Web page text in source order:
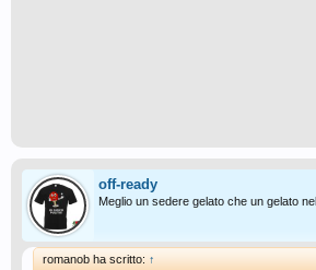
off-ready
Meglio un sedere gelato che un gelato
romanob ha scritto: ↑